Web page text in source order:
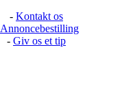
- Kontakt os
Annoncebestilling
- Giv os et tip